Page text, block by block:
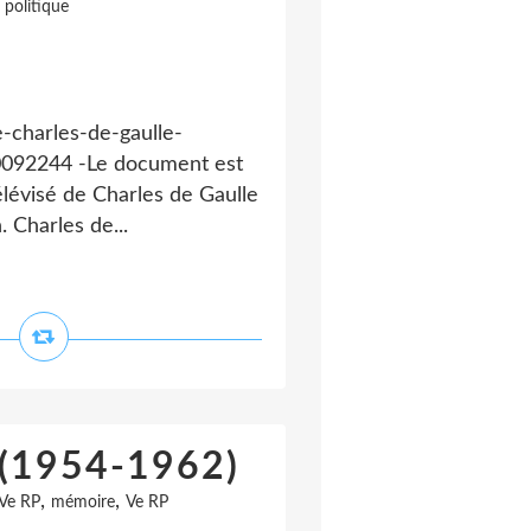
politique
charles-de-gaulle-
-Le document est
de Charles de Gaulle
Charles de...
1962)
RP, mémoire, Ve RP